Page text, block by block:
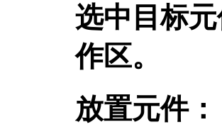
选中目标
作区。
放置元件：